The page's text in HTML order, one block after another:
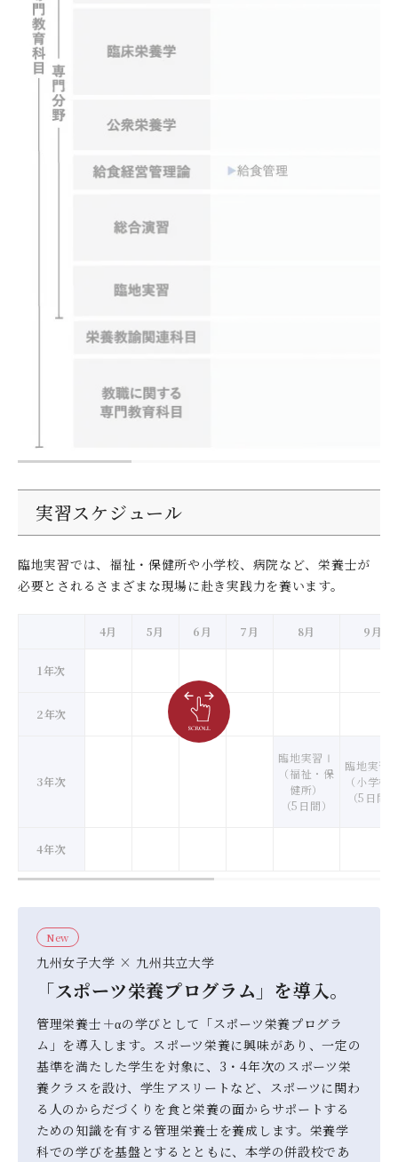
実習スケジュール
臨地実習では、福祉・保健所や小学校、病院など、栄養士が
必要とされるさまざまな現場に赴き実践力を養います。
4月 5月 6月 7月 8月 9月
1年次
2年次
3年次
臨地実習Ⅰ
（福祉・保
健所）
（5日間）
臨地実習
（小学校
（5日間
4年次
New
九州女子大学 × 九州共立大学
「スポーツ栄養プログラム」を導入。
管理栄養士＋αの学びとして「スポーツ栄養プログラ
ム」を導入します。スポーツ栄養に興味があり、一定の
基準を満たした学生を対象に、3・4年次のスポーツ栄
養クラスを設け、学生アスリートなど、スポーツに関わ
る人のからだづくりを食と栄養の面からサポートする
ための知識を有する管理栄養士を養成します。栄養学
科での学びを基盤とするとともに、本学の併設校であ